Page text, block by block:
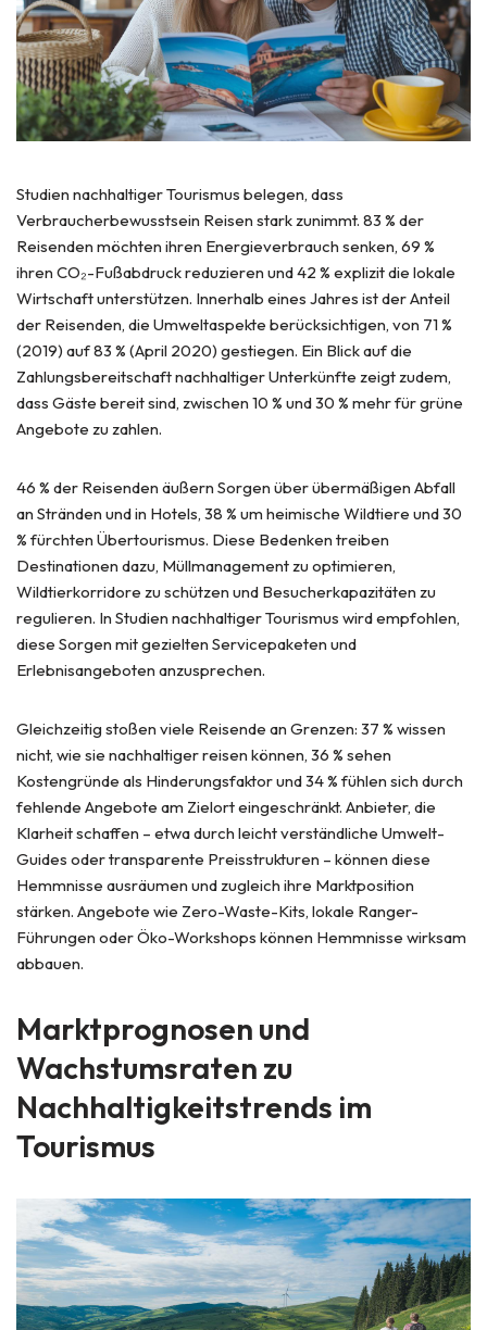
Studien nachhaltiger Tourismus belegen, dass
Verbraucherbewusstsein Reisen stark zunimmt. 83 % der
Reisenden möchten ihren Energieverbrauch senken, 69 %
ihren CO₂-Fußabdruck reduzieren und 42 % explizit die lokale
Wirtschaft unterstützen. Innerhalb eines Jahres ist der Anteil
der Reisenden, die Umweltaspekte berücksichtigen, von 71 %
(2019) auf 83 % (April 2020) gestiegen. Ein Blick auf die
Zahlungsbereitschaft nachhaltiger Unterkünfte zeigt zudem,
dass Gäste bereit sind, zwischen 10 % und 30 % mehr für grüne
Angebote zu zahlen.
46 % der Reisenden äußern Sorgen über übermäßigen Abfall
an Stränden und in Hotels, 38 % um heimische Wildtiere und 30
% fürchten Über­tourismus. Diese Bedenken treiben
Destinationen dazu, Müllmanagement zu optimieren,
Wildtierkorridore zu schützen und Besucherkapazitäten zu
regulieren. In Studien nachhaltiger Tourismus wird empfohlen,
diese Sorgen mit gezielten Servicepaketen und
Erlebnisangeboten anzusprechen.
Gleichzeitig stoßen viele Reisende an Grenzen: 37 % wissen
nicht, wie sie nachhaltiger reisen können, 36 % sehen
Kostengründe als Hinderungsfaktor und 34 % fühlen sich durch
fehlende Angebote am Zielort eingeschränkt. Anbieter, die
Klarheit schaffen – etwa durch leicht verständliche Umwelt-
Guides oder transparente Preisstrukturen – können diese
Hemmnisse ausräumen und zugleich ihre Marktposition
stärken. Angebote wie Zero-Waste-Kits, lokale Ranger-
Führungen oder Öko-Workshops können Hemmnisse wirksam
abbauen.
Marktprognosen und
Wachstumsraten zu
Nachhaltigkeitstrends im
Tourismus